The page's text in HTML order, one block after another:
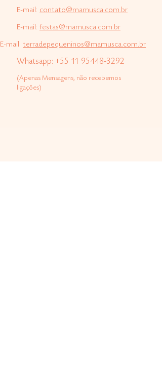
E-mail: contato@mamusca.com.br
E-mail: festas@mamusca.com.br
E-mail: terradepequeninos@mamusca.com.br
Whatsapp: +55 11 95448-3292
(Apenas Mensagens, não recebemos
ligações)